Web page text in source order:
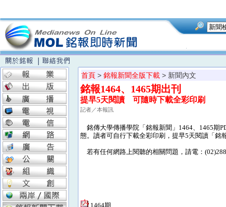
首頁 > 銘報新聞全版下載 > 新聞內文
銘報1464、1465期出刊
提早5天閱讀 可隨時下載全彩印刷
記者／本報訊
銘傳大學傳播學院「銘報新聞」1464、1465期
態。讀者可自行下載全彩印刷，提早5天閱讀「銘
若有任何網路上閱聽的相關問題，請電：
1464期